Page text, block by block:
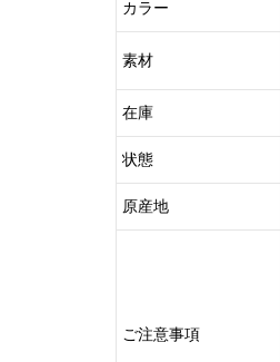
カラー
素材
在庫
状態
原産地
ご注意事項